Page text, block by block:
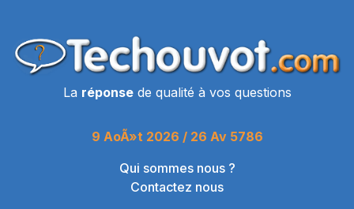
La réponsede qualité à vos questions
9 AoÃ»t 2026 / 26 Av 5786
Qui sommes nous ?
Contactez nous